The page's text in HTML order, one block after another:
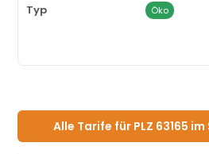
Öko
Alle Tarife für PLZ 63165